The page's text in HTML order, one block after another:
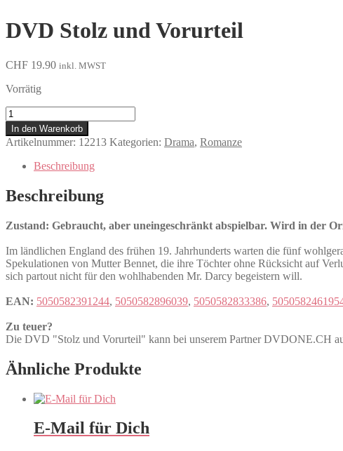
DVD Stolz und Vorurteil
CHF 19.90 inkl. MWST
Vorrätig
Stolz
und
Vorurteil
Menge
In den Warenkorb
Artikelnummer: 12213 Kategorien: Drama, Romanze
Beschreibung
Beschreibung
Zustand: Gebraucht, aber uneingeschränkt abspielbar. Wird in der
Im ländlichen England des frühen 19. Jahrhunderts warten die fünf
Spekulationen von Mutter Bennet, die ihre Töchter ohne Rücksicht auf
sich partout nicht für den wohlhabenden Mr. Darcy begeistern will.
EAN: 5050582391244, 5050582896039, 5050582833386,
Zu teuer?
Die DVD "Stolz und Vorurteil" kann bei unserem Partner DVDONE.CH
Ähnliche Produkte
E-Mail für Dich